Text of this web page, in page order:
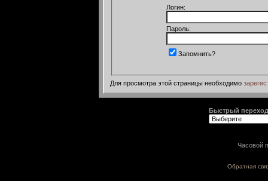
Логин:
Пароль:
Запомнить?
Для просмотра этой страницы необходимо
Быстрый переход
Часовой
Обратная